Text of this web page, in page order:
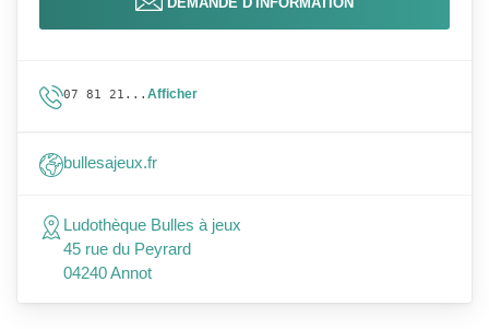
07 81 21... Afficher
bullesajeux.fr
Ludothèque Bulles à jeux
45 rue du Peyrard
04240 Annot